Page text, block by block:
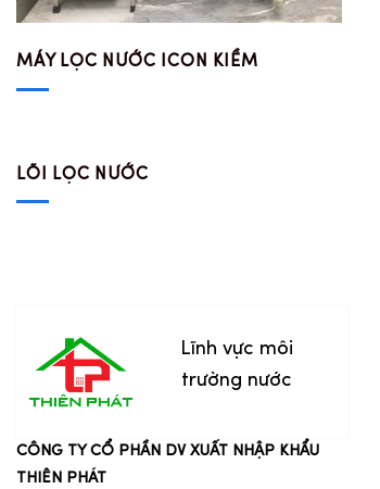
MÁY LỌC NƯỚC ICON KIỀM
LÕI LỌC NƯỚC
Lĩnh vực môi
trường nước
CÔNG TY CỔ PHẦN DV XUẤT NHẬP KHẨU
THIÊN PHÁT